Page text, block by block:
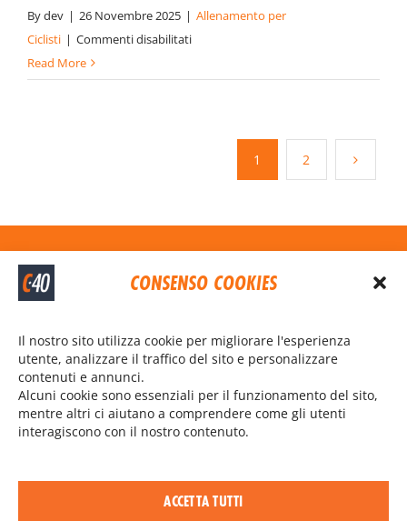
CONSENSO COOKIES
Il nostro sito utilizza cookie per migliorare l'esperienza
utente, analizzare il traffico del sito e personalizzare
contenuti e annunci.
Alcuni cookie sono essenziali per il funzionamento del sito,
mentre altri ci aiutano a comprendere come gli utenti
interagiscono con il nostro contenuto.
ACCETTA TUTTI
Bydev | 26 Novembre 2025 | Allenamento per
Ciclisti | Commenti disabilitatisu
previsto
progressi?
Read More
1 2
Contattaci
345 811 5498
I nostri social